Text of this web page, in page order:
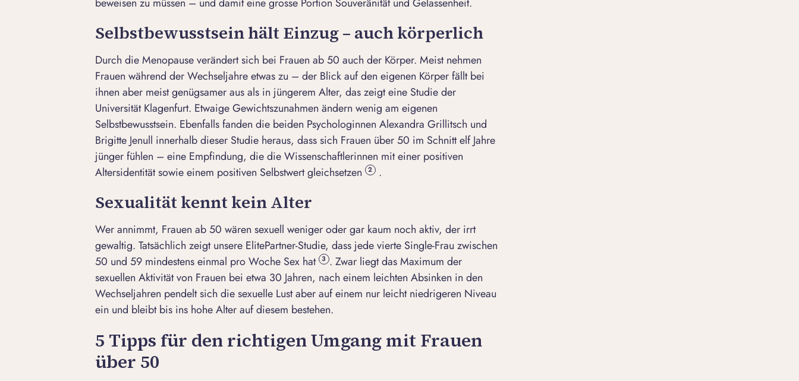
Selbstbewusstsein hält Einzug – auch körperlich
Durch die Menopause verändert sich bei Frauen ab 50 auch der Körper. Meist nehmen
Frauen während der Wechseljahre etwas zu – der Blick auf den eigenen Körper fällt bei
ihnen aber meist genügsamer aus als in jüngerem Alter, das zeigt eine Studie der
Universität Klagenfurt. Etwaige Gewichtszunahmen ändern wenig am eigenen
Selbstbewusstsein. Ebenfalls fanden die beiden Psychologinnen Alexandra Grillitsch und
Brigitte Jenull innerhalb dieser Studie heraus, dass sich Frauen über 50 im Schnitt elf Jahre
jünger fühlen – eine Empfindung, die die Wissenschaftlerinnen mit einer positiven
Altersidentität sowie einem positiven Selbstwert gleichsetzen
2 .
Sexualität kennt kein Alter
Wer annimmt, Frauen ab 50 wären sexuell weniger oder gar kaum noch aktiv, der irrt
gewaltig. Tatsächlich zeigt unsere ElitePartner-Studie, dass jede vierte Single-Frau zwischen
50 und 59 mindestens einmal pro Woche Sex hat
3 . Zwar liegt das Maximum der
sexuellen Aktivität von Frauen bei etwa 30 Jahren, nach einem leichten Absinken in den
Wechseljahren pendelt sich die sexuelle Lust aber auf einem nur leicht niedrigeren Niveau
ein und bleibt bis ins hohe Alter auf diesem bestehen.
5 Tipps für den richtigen Umgang mit Frauen
über 50